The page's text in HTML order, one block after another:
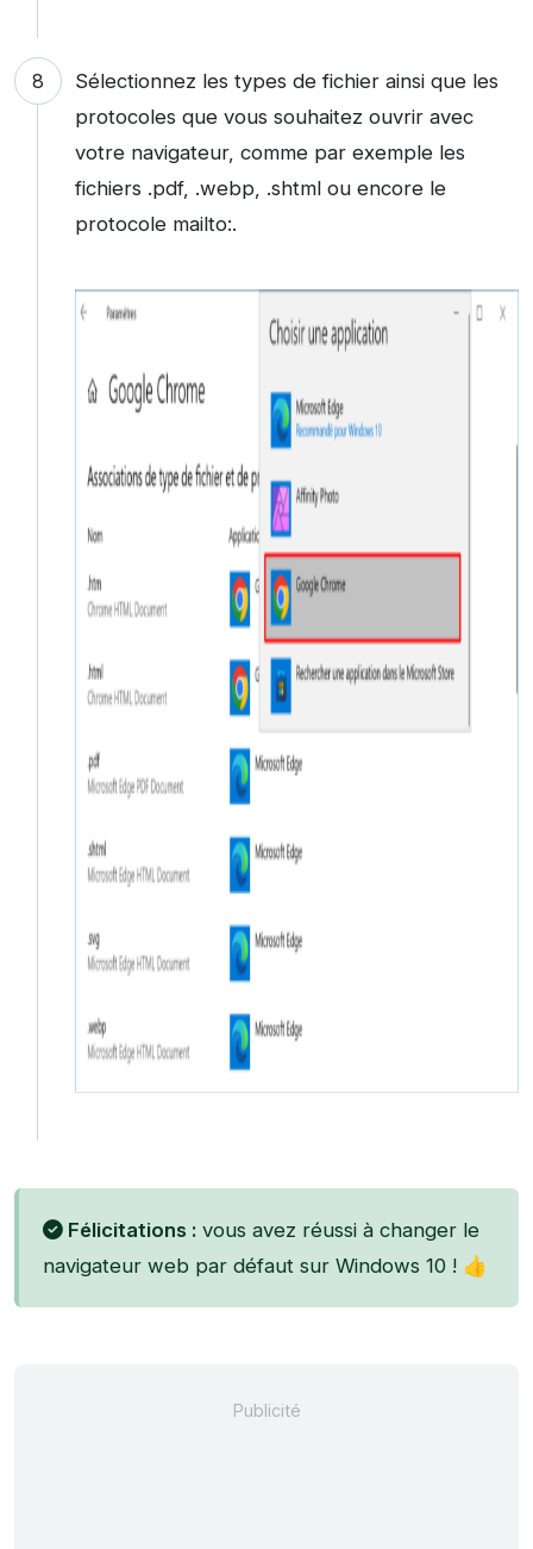
Sélectionnez les types de fichier ainsi que les
protocoles que vous souhaitez ouvrir avec
votre navigateur, comme par exemple les
fichiers .pdf, .webp, .shtml ou encore le
protocole mailto:.
Félicitations : vous avez réussi à changer le
navigateur web par défaut sur Windows 10 ! 👍